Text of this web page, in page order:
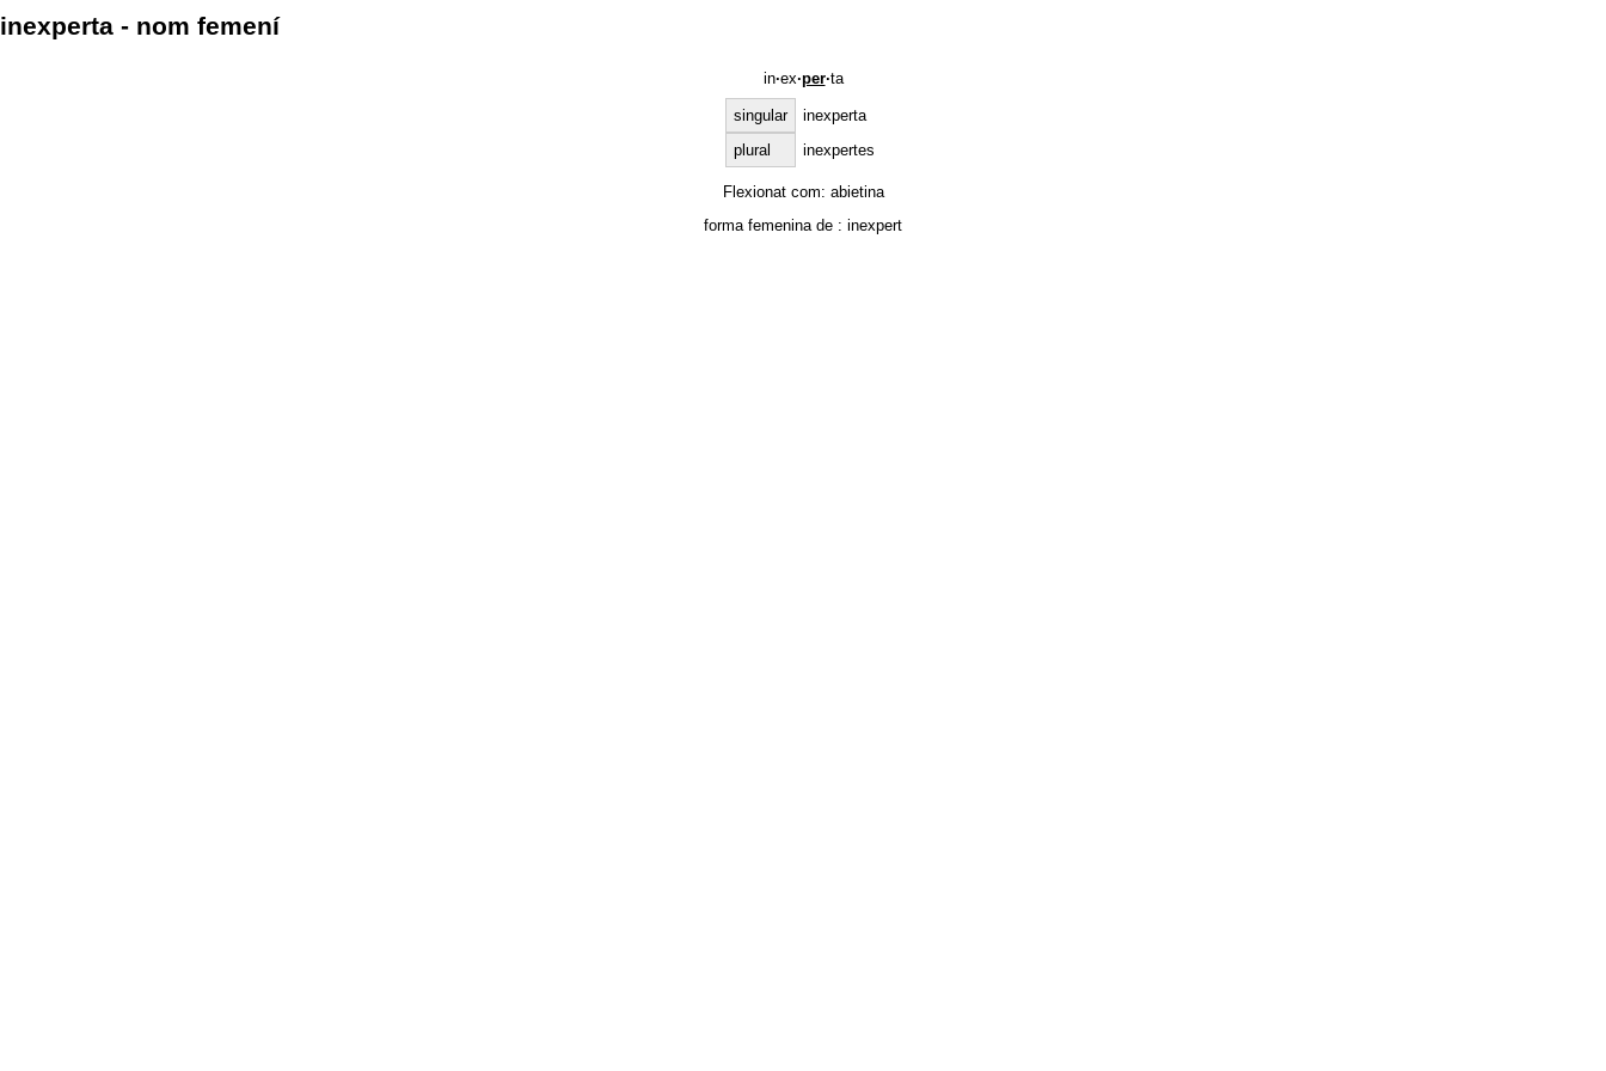
inexperta - nom femení
in·ex·per·ta
singular
inexperta
plural
inexpertes
Flexionat com: abietina
forma femenina de : inexpert